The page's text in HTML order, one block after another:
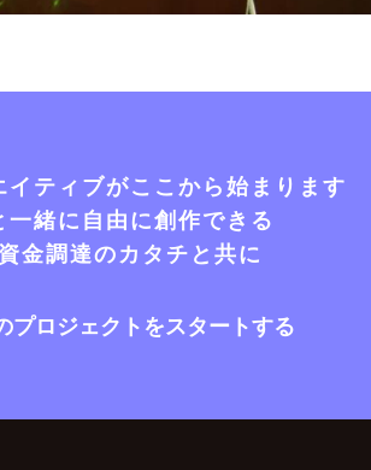
イティブがここから始まります
一緒に自由に創作できる
金調達のカタチと共に
プロジェクトをスタートする